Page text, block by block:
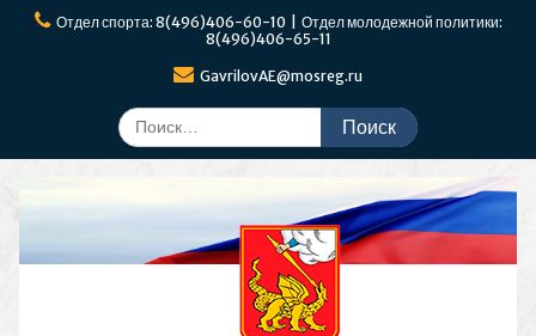
ПерейтиОтдел спорта: 8(496)406-60-10 | Отдел молодежной политики:
8(496)406-65-11
GavrilovAE@mosreg.ru
Поиск
по: